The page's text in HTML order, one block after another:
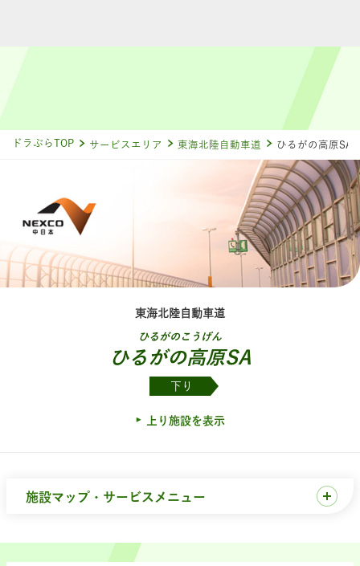
ドラぷらTOP サービスエリア 東海北陸自動車道 ひるがの高原SA
東海北陸自動車道
ひるがのこうげん
ひるがの高原SA
下り
上り施設を表示
施設マップ・サービスメニュー